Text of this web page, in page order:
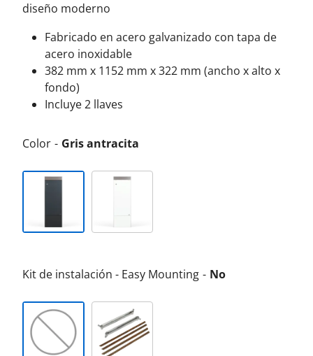
diseño moderno
Fabricado en acero galvanizado con tapa de
acero inoxidable
382 mm x 1152 mm x 322 mm (ancho x alto x
fondo)
Incluye 2 llaves
Color Gris antracita
Kit de instalación - Easy Mounting No